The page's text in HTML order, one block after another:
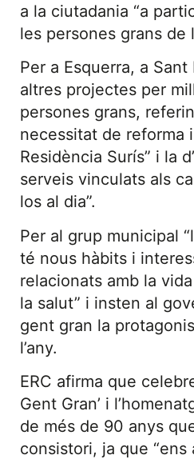
a la ciutadania “a
les persones grans de
Per a Esquerra, a
altres projectes per
persones grans,
necessitat de reforma
Residència Surís” i la
serveis vinculats als
los al dia”.
Per al grup municipal
té nous hàbits i
relacionats amb la
la salut” i insten al
gent gran la
l’any.
ERC afirma que
Gent Gran’ i
de més de 90 anys
consistori, ja que